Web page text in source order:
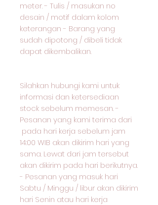
meter. - Tulis / masukan no
desain / motif dalam kolom
keterangan - Barang yang
sudah dipotong / dibeli tidak
dapat dikembalikan.
Silahkan hubungi kami untuk
informasi dan ketersediaan
stock sebelum memesan. -
Pesanan yang kami terima dari
pada hari kerja sebelum jam
14:00 WIB akan dikirim hari yang
sama. Lewat dari jam tersebut
akan dikirim pada hari berikutnya.
- Pesanan yang masuk hari
Sabtu / Minggu / libur akan dikirim
hari Senin atau hari kerja